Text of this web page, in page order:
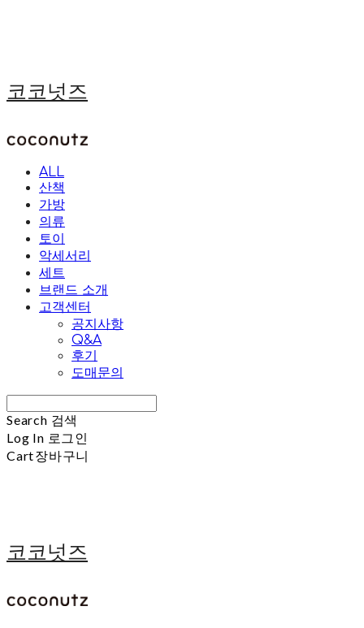
코코넛즈
ALL
산책
가방
의류
토이
악세서리
세트
브랜드 소개
고객센터
공지사항
Q&A
후기
도매문의
Search 검색
Log In 로그인
Cart장바구니
코코넛즈